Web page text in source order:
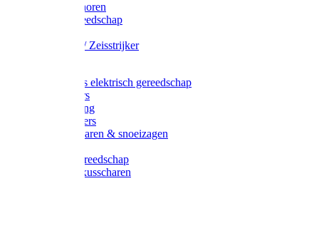
Zeis toebehoren
Baggergereedschap
Wetstenen / Zeisstrijker
Accessoires elektrisch gereedschap
Grasmaaiers
Tuinreiniging
Robotmaaiers
Heggenscharen & snoeizagen
Klussen gereedschap
Gras & buxusscharen